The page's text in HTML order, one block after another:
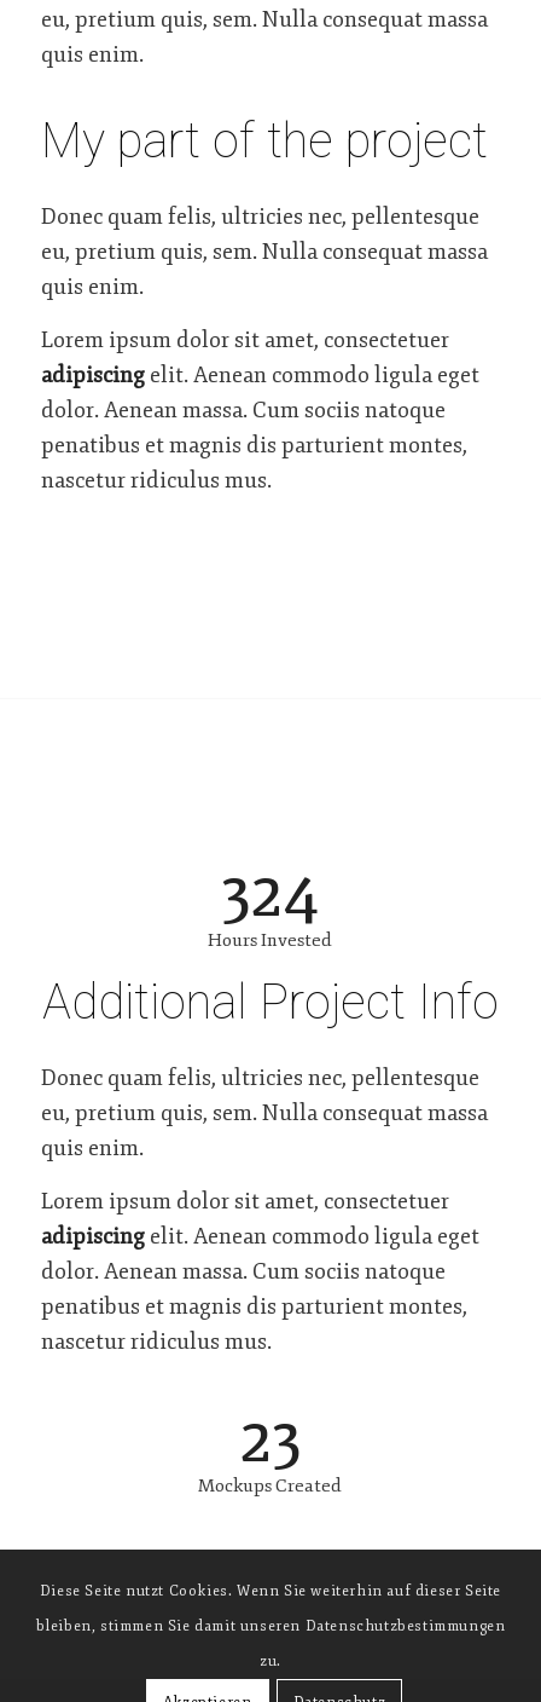
eu, pretium quis, sem. Nulla consequat massa
quis enim.
My part of the project
Donec quam felis, ultricies nec, pellentesque
eu, pretium quis, sem. Nulla consequat massa
quis enim.
Lorem ipsum dolor sit amet, consectetuer
adipiscingelit. Aenean commodo ligula eget
dolor. Aenean massa. Cum sociis natoque
penatibus et magnis dis parturient montes,
nascetur ridiculus mus.
324
Hours Invested
Additional Project Info
Donec quam felis, ultricies nec, pellentesque
eu, pretium quis, sem. Nulla consequat massa
quis enim.
Lorem ipsum dolor sit amet, consectetuer
adipiscingelit. Aenean commodo ligula eget
dolor. Aenean massa. Cum sociis natoque
penatibus et magnis dis parturient montes,
nascetur ridiculus mus.
23
Mockups Created
Diese Seite nutzt Cookies. Wenn Sie weiterhin auf dieser Seite
bleiben, stimmen Sie damit unseren Datenschutzbestimmungen
zu.